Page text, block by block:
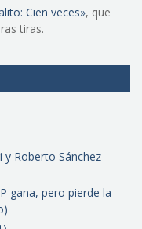
Cien veces», que
tiras.
Roberto Sánchez
gana, pero pierde la